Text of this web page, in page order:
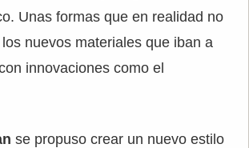
Unas formas que en realidad no
nuevos materiales que iban a
innovaciones como el
se propuso crear un nuevo estilo